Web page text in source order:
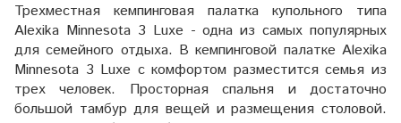
Трехместная кемпинговая палатка купольного типа
Alexika Minnesota 3 Luxe - одна из самых популярных
для семейного отдыха. В кемпинговой палатке Alexika
Minnesota 3 Luxe с комфортом разместится семья из
трех человек. Просторная спальня и достаточно
большой тамбур для вещей и размещения столовой.